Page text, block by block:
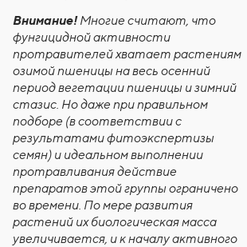
Внимание!Многие считают, что
фунгицидной активности
протравителей хватает растениям
озимой пшеницы на весь осенний
период вегетации пшеницы и зимний
стазис. Но даже при правильном
подборе (в соответствии с
результатами фитоэкспертизы
семян) и идеальном выполнении
протравливания действие
препаратов этой группы ограничено
во времени. По мере развития
растений их биологическая масса
увеличивается, и к началу активного